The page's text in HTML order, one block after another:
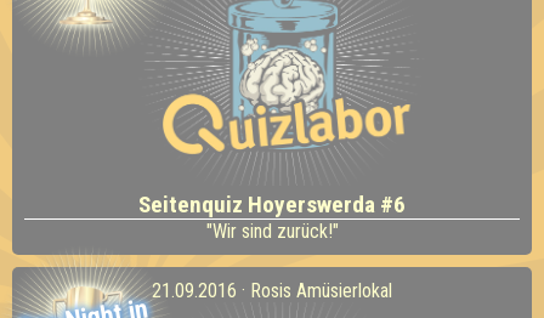
Seitenquiz Hoyerswerda #6
"Wir sind zurück!"
21.09.2016 · Rosis Amüsierlokal